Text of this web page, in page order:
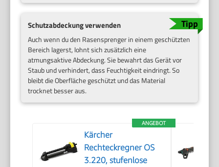
Schutzabdeckung verwenden
Auch wenn du den Rasensprenger in einem geschützten
Bereich lagerst, lohnt sich zusätzlich eine
atmungsaktive Abdeckung. Sie bewahrt das Gerät vor
Staub und verhindert, dass Feuchtigkeit eindringt. So
bleibt die Oberfläche geschützt und das Material
trocknet besser aus.
ANGEBOT
Kärcher
Rechteckregner OS
3.220, stufenlose